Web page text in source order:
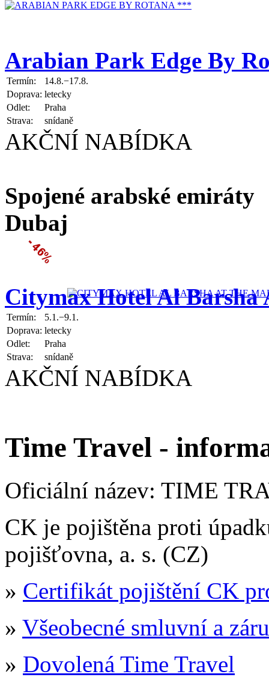
Arabian Park Edge By
Termín:
14.8.−17.8.
Doprava: letecky
Odlet:
Praha
Strava:
snídaně
AKČNÍ NABÍDKA
Spojené arabské emiráty
Dubaj
Citymax Hotel Al
Termín:
5.1.−9.1.
Doprava: letecky
Odlet:
Praha
Strava:
snídaně
AKČNÍ NABÍDKA
Time Travel -
Oficiální název: TIME
CK je pojištěna proti
pojišťovna, a. s. (CZ)
» Certifikát pojištění CK
» Všeobecné smluvní a
» Dovolená Time Travel